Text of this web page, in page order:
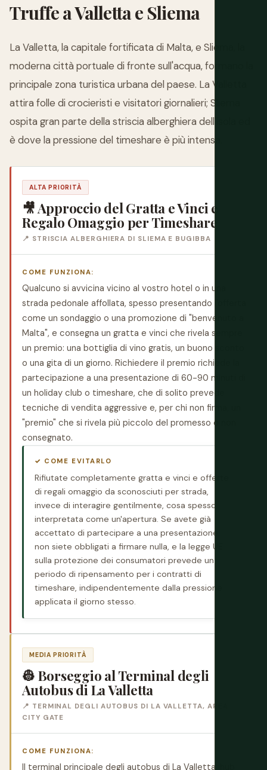
Truffe a Valletta e Sliema
La Valletta, la capitale fortificata di Malta, e Sliema, la
moderna città portuale di fronte sull'acqua, formano la
principale zona turistica urbana del paese. La Valletta
attira folle di crocieristi e visitatori giornalieri; Sliema
ospita gran parte della striscia alberghiera dell'isola ed
è dove la pressione del timeshare è più intensa.
ALTA PRIORITÀ
🎥 Approccio del Gratta e Vinci e
Regalo Omaggio per Timeshare
📍 STRISCIA ALBERGHIERA DI SLIEMA E BUGIBBA
COME FUNZIONA:
Qualcuno si avvicina vicino al vostro hotel o in una
strada pedonale affollata, spesso presentando l'offerta
come un sondaggio o una promozione di "benvenuto a
Malta", e consegna un gratta e vinci che rivela sempre
un premio: una bottiglia di vino gratis, un buono sconto
o una gita di un giorno. Richiedere il premio richiede la
partecipazione a una presentazione di 60-90 minuti di
un holiday club o timeshare, che di solito prevede
tecniche di vendita aggressive e, per chi non firma, un
"premio" che si rivela più piccolo del promesso o non
consegnato.
✓ COME EVITARLO
Rifiutate completamente gratta e vinci e offerte
di regali omaggio da sconosciuti per strada,
invece di interagire gentilmente, cosa spesso
interpretata come un'apertura. Se avete già
accettato di partecipare a una presentazione,
non siete obbligati a firmare nulla, e la legge UE
sulla protezione dei consumatori prevede un
periodo di ripensamento per i contratti di
timeshare, indipendentemente dalla pressione
applicata il giorno stesso.
MEDIA PRIORITÀ
👷 Borseggio al Terminal degli
Autobus di La Valletta
📍 TERMINAL DEGLI AUTOBUS DI LA VALLETTA, AREA
CITY GATE
COME FUNZIONA:
Il terminal principale degli autobus di La Valletta, hub